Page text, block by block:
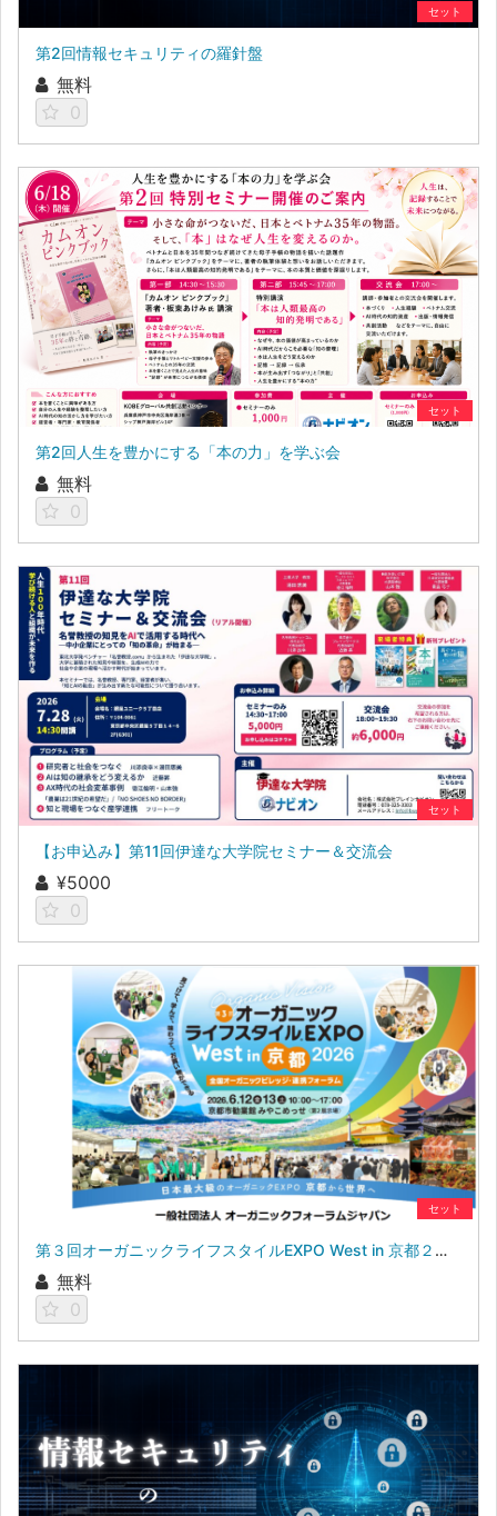
セット
第2回情報セキュリティの羅針盤
無料
0
セット
第2回人生を豊かにする「本の力」を学ぶ会
無料
0
セット
【お申込み】第11回伊達な大学院セミナー＆交流会
¥5000
0
セット
第３回オーガニックライフスタイルEXPO West in 京都２０２６
無料
0